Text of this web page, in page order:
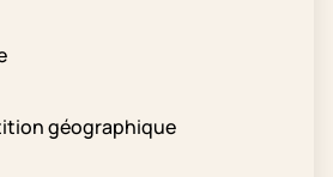
géographique